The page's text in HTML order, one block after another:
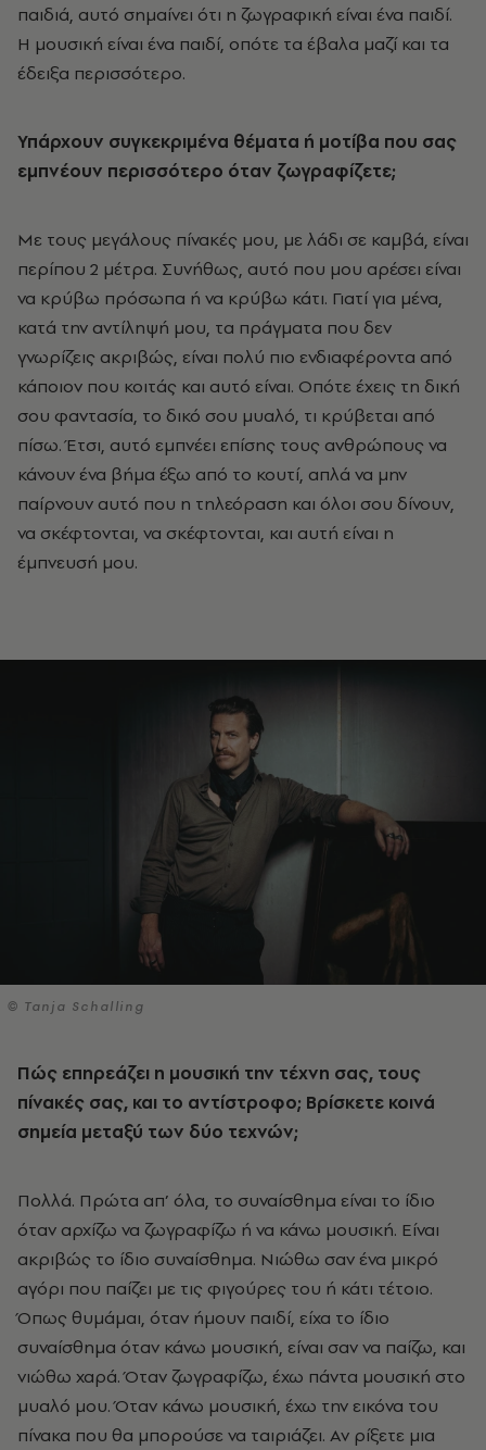
παιδιά, αυτό σημαίνει ότι η ζωγραφική είναι ένα παιδί.
Η μουσική είναι ένα παιδί, οπότε τα έβαλα μαζί και τα
έδειξα περισσότερο.
Υπάρχουν συγκεκριμένα θέματα ή μοτίβα που σας
εμπνέουν περισσότερο όταν ζωγραφίζετε;
Με τους μεγάλους πίνακές μου, με λάδι σε καμβά, είναι
περίπου 2 μέτρα. Συνήθως, αυτό που μου αρέσει είναι
να κρύβω πρόσωπα ή να κρύβω κάτι. Γιατί για μένα,
κατά την αντίληψή μου, τα πράγματα που δεν
γνωρίζεις ακριβώς, είναι πολύ πιο ενδιαφέροντα από
κάποιον που κοιτάς και αυτό είναι. Οπότε έχεις τη δική
σου φαντασία, το δικό σου μυαλό, τι κρύβεται από
πίσω. Έτσι, αυτό εμπνέει επίσης τους ανθρώπους να
κάνουν ένα βήμα έξω από το κουτί, απλά να μην
παίρνουν αυτό που η τηλεόραση και όλοι σου δίνουν,
να σκέφτονται, να σκέφτονται, και αυτή είναι η
έμπνευσή μου.
© Tanja Schalling
Πώς επηρεάζει η μουσική την τέχνη σας, τους
πίνακές σας, και το αντίστροφο; Βρίσκετε κοινά
σημεία μεταξύ των δύο τεχνών;
Πολλά. Πρώτα απ’ όλα, το συναίσθημα είναι το ίδιο
όταν αρχίζω να ζωγραφίζω ή να κάνω μουσική. Είναι
ακριβώς το ίδιο συναίσθημα. Νιώθω σαν ένα μικρό
αγόρι που παίζει με τις φιγούρες του ή κάτι τέτοιο.
Όπως θυμάμαι, όταν ήμουν παιδί, είχα το ίδιο
συναίσθημα όταν κάνω μουσική, είναι σαν να παίζω, και
νιώθω χαρά. Όταν ζωγραφίζω, έχω πάντα μουσική στο
μυαλό μου. Όταν κάνω μουσική, έχω την εικόνα του
πίνακα που θα μπορούσε να ταιριάζει. Αν ρίξετε μια